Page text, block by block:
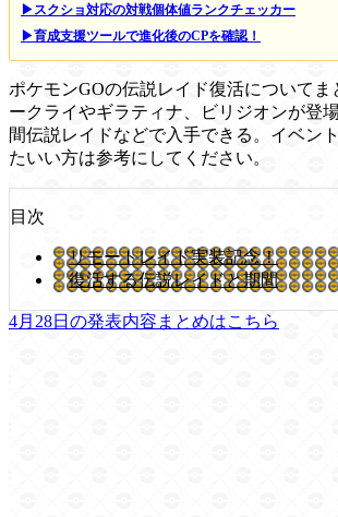
▶スクショ対応の対戦個体値ランクチェッカー
▶育成支援ツールで進化後のCPを確認！
ポケモンGOの伝説レイド復活について
ークライやギラティナ、ビリジオンが登
間伝説レイドなどで入手できる。イベン
たいい方は参考にしてください。
目次
リモートレイド実装記念！
復活する伝説レイドと期間
4月28日の発表内容まとめはこちら